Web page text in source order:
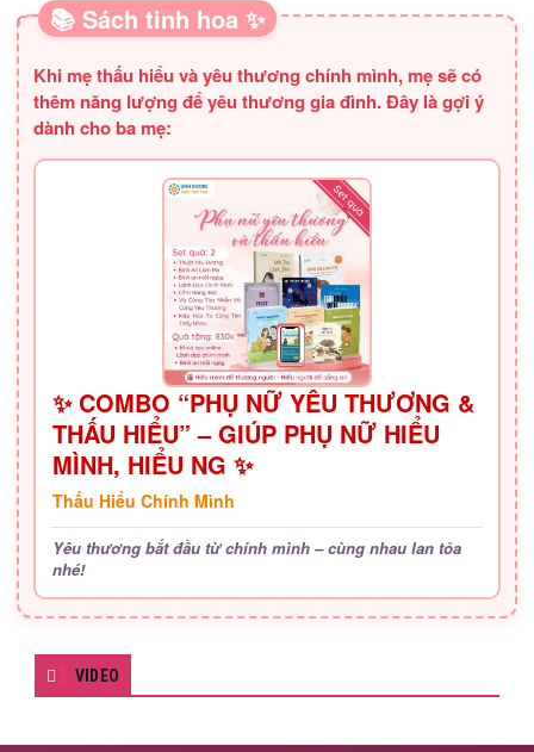
SÁCH HAY CHO BA MẸ
📚 Sách tinh hoa ✨
Khi mẹ thấu hiểu và yêu thương chính mình, mẹ sẽ có
thêm năng lượng để yêu thương gia đình. Đây là gợi ý
dành cho ba mẹ:
✨ COMBO “PHỤ NỮ YÊU THƯƠNG &
THẤU HIỂU” – GIÚP PHỤ NỮ HIỂU
MÌNH, HIỂU NG ✨
Thấu Hiểu Chính Mình
Yêu thương bắt đầu từ chính mình – cùng nhau lan tỏa
nhé!
VIDEO